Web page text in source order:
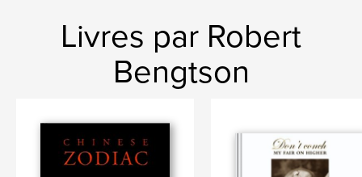
Livres par Robert
Bengtson